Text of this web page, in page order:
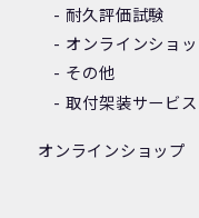
耐久評価試験
オンラインショ
その他
取付架装サービ
オンラインショップ